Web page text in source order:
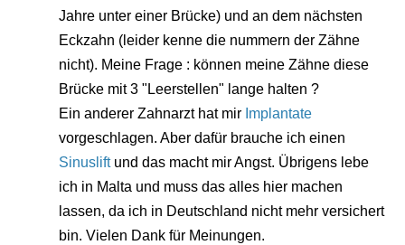
Jahre unter einer Brücke) und an dem nächsten
Eckzahn (leider kenne die nummern der Zähne
nicht). Meine Frage : können meine Zähne diese
Brücke mit 3 "Leerstellen" lange halten ?
Ein anderer Zahnarzt hat mir Implantate
vorgeschlagen. Aber dafür brauche ich einen
Sinusliftund das macht mir Angst. Übrigens lebe
ich in Malta und muss das alles hier machen
lassen, da ich in Deutschland nicht mehr versichert
bin. Vielen Dank für Meinungen.